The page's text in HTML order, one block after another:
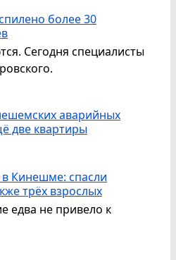
более 30
Сегодня специалисты
аварийных
две квартиры
Кинешме: спасли
трёх взрослых
едва не привело к